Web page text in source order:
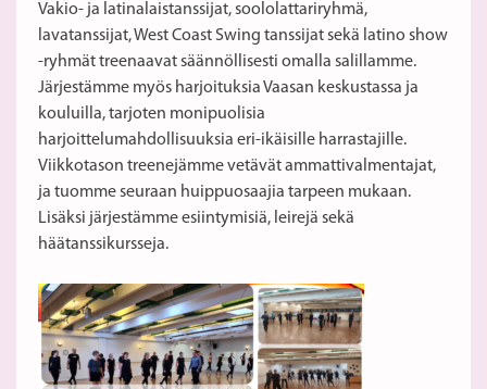
Vakio- ja latinalaistanssijat, soololattariryhmä,
lavatanssijat, West Coast Swing tanssijat sekä latino show
-ryhmät treenaavat säännöllisesti omalla salillamme.
Järjestämme myös harjoituksia Vaasan keskustassa ja
kouluilla, tarjoten monipuolisia
harjoittelumahdollisuuksia eri-ikäisille harrastajille.
Viikkotason treenejämme vetävät ammattivalmentajat,
ja tuomme seuraan huippuosaajia tarpeen mukaan.
Lisäksi järjestämme esiintymisiä, leirejä sekä
häätanssikursseja.